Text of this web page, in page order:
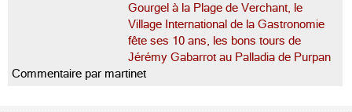
Gourgel à la Plage de Verchant, le
Village International de la Gastronomie
fête ses 10 ans, les bons tours de
Jérémy Gabarrot au Palladia de Purpan
Commentaire par martinet